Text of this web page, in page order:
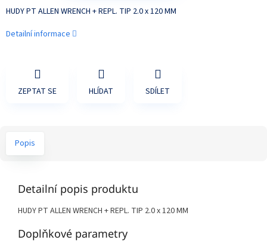
HUDY PT ALLEN WRENCH + REPL. TIP 2.0 x 120 MM
Detailní informace
ZEPTAT SE HLÍDAT SDÍLET
Popis
Detailní popis produktu
HUDY PT ALLEN WRENCH + REPL. TIP 2.0 x 120 MM
Doplňkové parametry